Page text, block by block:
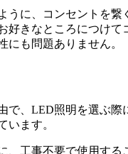
うに、コンセントを繋
好きなところにつけて
にも問題ありません。
で、LED照明を選ぶ際
います。
、工事不要で使用する